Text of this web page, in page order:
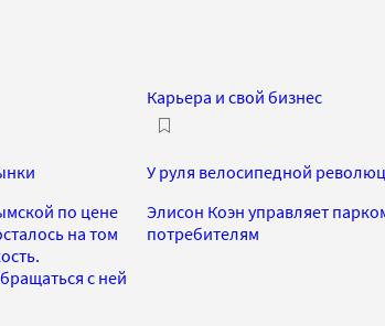
по цене
на том
с ней
Карьера и свой бизнес
У руля велосипедной
Элисон Коэн управляет
потребителям